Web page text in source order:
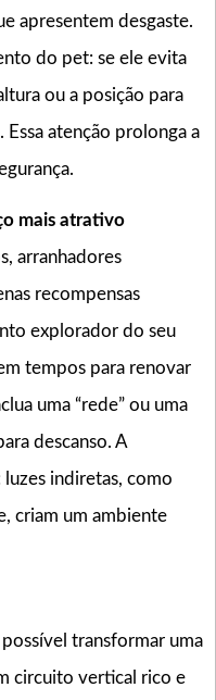
apresentem desgaste.
do pet: se ele evita
ou a posição para
atenção prolonga a
mais atrativo
arranhadores
recompensas
explorador do seu
tempos para renovar
uma “rede” ou uma
descanso. A
indiretas, como
criam um ambiente
transformar uma
circuito vertical rico e